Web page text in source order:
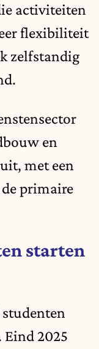
activiteiten
flexibiliteit
zelfstandig
en
met een
primaire
starten
Eind 2025